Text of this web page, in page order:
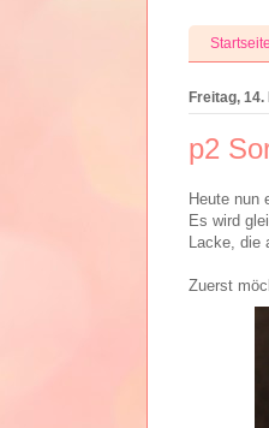
Startseite
Freitag, 14.
p2
Heute nun
Es wird
Lacke, die
Zuerst